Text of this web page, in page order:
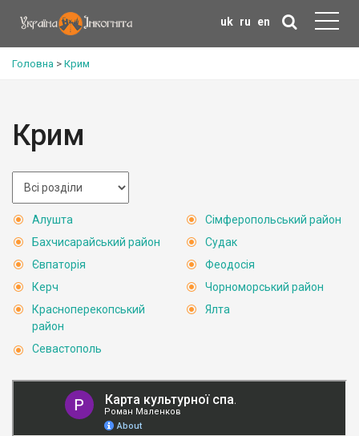
uk ru en
Головна > Крим
Крим
Алушта
Бахчисарайський район
Євпаторія
Керч
Красноперекопський
район
Севастополь
Сімферопольський район
Судак
Феодосія
Чорноморський район
Ялта